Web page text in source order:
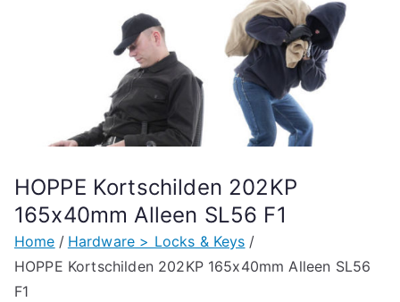
HOPPE Kortschilden 202KP
165x40mm Alleen SL56 F1
Home
Hardware > Locks & Keys
HOPPE Kortschilden 202KP 165x40mm Alleen SL56
F1